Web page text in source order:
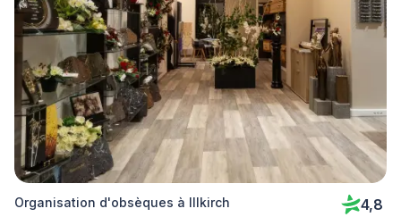
Organisation d'obsèques à Illkirch 4,8